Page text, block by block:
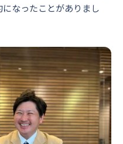
なったことがありまし